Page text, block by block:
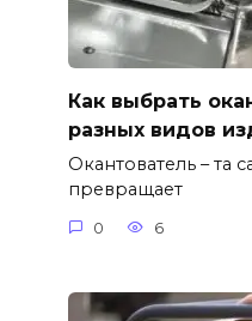
Как выбрать
разных видов
Окантователь – та
превращает
0 6